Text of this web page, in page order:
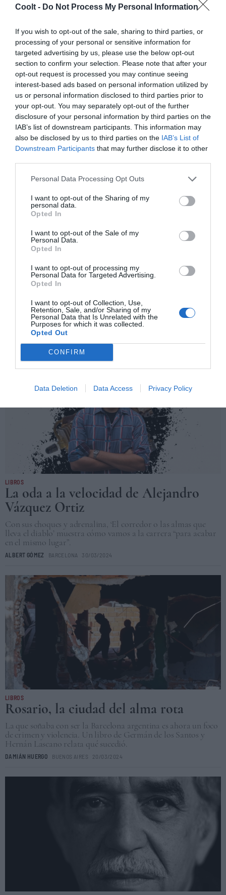
Coolt - Do Not Process My Personal Information
If you wish to opt-out of the sale, sharing to third parties, or
processing of your personal or sensitive information for
targeted advertising by us, please use the below opt-out
section to confirm your selection. Please note that after your
opt-out request is processed you may continue seeing
interest-based ads based on personal information utilized by
us or personal information disclosed to third parties prior to
your opt-out. You may separately opt-out of the further
disclosure of your personal information by third parties on the
IAB’s list of downstream participants. This information may
also be disclosed by us to third parties on the IAB’s List of
Downstream Participants that may further disclose it to other
Personal Data Processing Opt Outs
I want to opt-out of the Sharing of my
personal data.
Opted In
I want to opt-out of the Sale of my
Personal Data.
Opted In
I want to opt-out of processing my
Personal Data for Targeted Advertising.
Opted In
I want to opt-out of Collection, Use,
Retention, Sale, and/or Sharing of my
Personal Data that Is Unrelated with the
Purposes for which it was collected.
Opted Out
CONFIRM
Data Deletion Data Access Privacy Policy
LIBROS
Rodrigo Fresán: “La idea de que la
ficción es mentira es ridícula”
El escritor argentino detalla las claves de ‘El estilo de los
elementos’, novela sobre un lector clandestino que tiene mucho
de autobiografía.
LALA TOUTONIAN BUENOS AIRES 08/04/2024
Mónica Ojeda: “El miedo me llevó a la
escritura”
La autora ecuatoriana reivindica la creación como forma de
resistencia. Ahora nos invita a bailar bajo un volcán en
‘Chamanes eléctricos en la fiesta del sol’.
DANIEL R. CARUNCHO
LIBROS
La oda a la velocidad de Alejandro
Vázquez Ortiz
Con sus choques y adrenalina, ‘El corredor o las almas que
lleva el diablo’ muestra cómo vamos a la carrera “para acabar
en el mismo lugar”.
ALBERT GÓMEZ BARCELONA 30/03/2024
LIBROS
Rosario, la ciudad del alma rota
La que soñaba con ser la Barcelona argentina es ahora un foco
de crimen y violencia. Un libro de Germán de los Santos y
Hernán Lascano relata qué sucedió.
DAMIÁN HUERGO BUENOS AIRES 20/03/2024